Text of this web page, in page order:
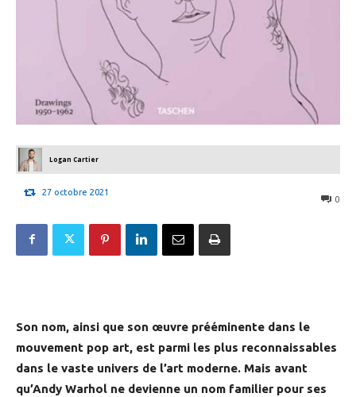
Logan Cartier
27 octobre 2021
0
Son nom, ainsi que son œuvre prééminente dans le
mouvement pop art, est parmi les plus reconnaissables
dans le vaste univers de l’art moderne. Mais avant
qu’Andy Warhol ne devienne un nom familier pour ses